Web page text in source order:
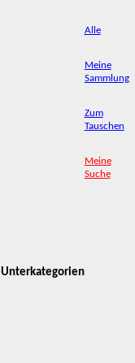
Alle
Meine
Sammlung
Zum
Tauschen
Meine
Suche
Unterkategorien